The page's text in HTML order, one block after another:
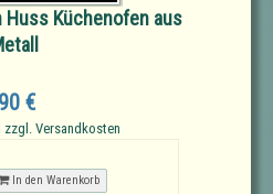
Huss Küchenofen aus
€
Versandkosten
In den Warenkorb